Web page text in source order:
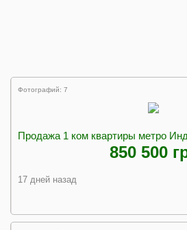
Фотографий: 7
Продажа 1 ком квартиры метро
850 500
17 дней назад